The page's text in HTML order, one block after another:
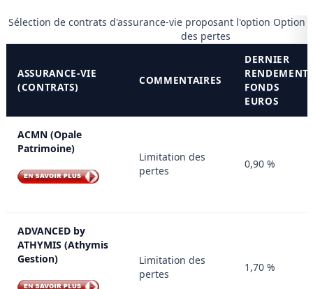
Sélection de contrats d'assurance-vie proposant l'option Option
des pertes
ASSURANCE-VIE
(CONTRATS)
COMMENTAIRES
DERNIER
RENDEMENT
FONDS
EUROS
ACMN (Opale
Patrimoine)
Limitation des
pertes
0,90 %
ADVANCED by
ATHYMIS (Athymis
Gestion)
Limitation des
pertes
1,70 %